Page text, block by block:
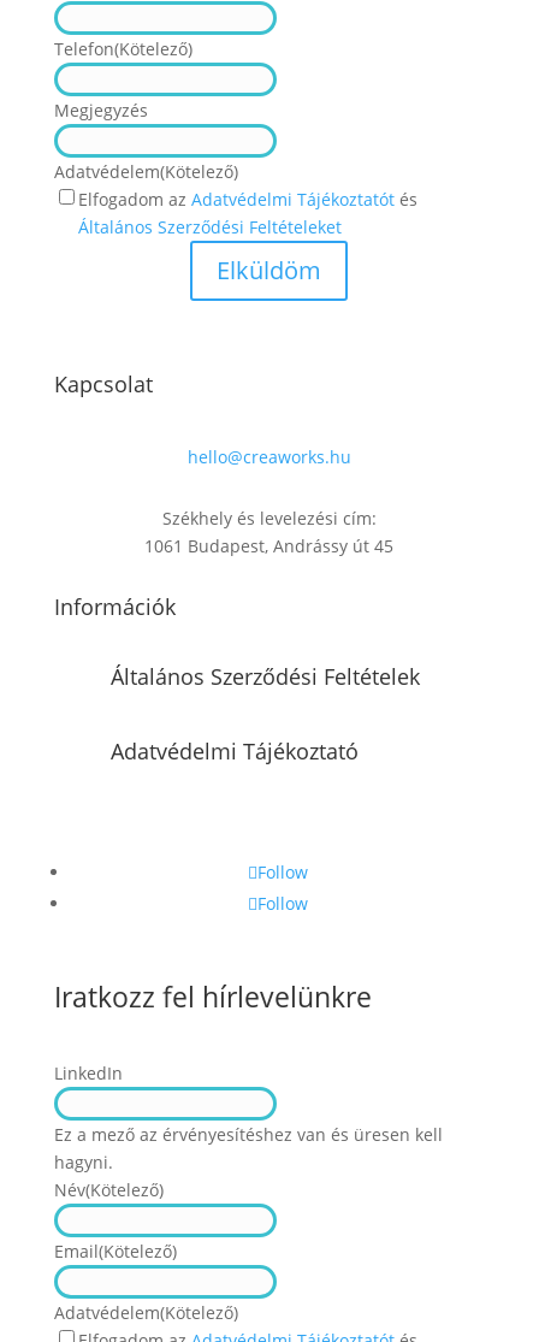
Telefon(Kötelező)
Megjegyzés
Adatvédelem(Kötelező)
Elfogadom az Adatvédelmi Tájékoztatótés
Általános Szerződési Feltételeket
Kapcsolat
hello@creaworks.hu
Székhely és levelezési cím:
1061 Budapest, Andrássy út 45
Információk
Általános Szerződési Feltételek
Adatvédelmi Tájékoztató
Follow
Follow
Iratkozz fel hírlevelünkre
LinkedIn
Ez a mező az érvényesítéshez van és üresen kell
hagyni.
Név(Kötelező)
Név
Email(Kötelező)
Adatvédelem(Kötelező)